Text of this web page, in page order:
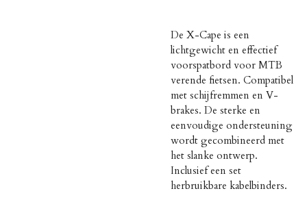
De X-Cape is een
lichtgewicht en effectief
voorspatbord voor MTB
verende fietsen. Compatibel
met schijfremmen en V-
brakes. De sterke en
eenvoudige ondersteuning
wordt gecombineerd met
het slanke ontwerp.
Inclusief een set
herbruikbare kabelbinders.